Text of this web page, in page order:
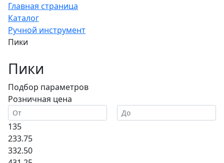
Главная страница
Каталог
Ручной инструмент
Пики
Пики
Подбор параметров
Розничная цена
135
233.75
332.50